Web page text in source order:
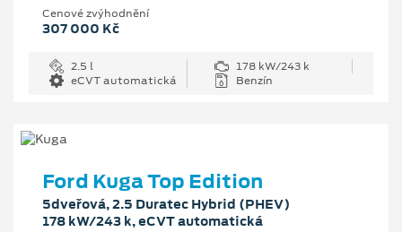
Cenové zvýhodnění
307 000 Kč
2.5 l
178 kW/243 k
eCVT automatická
Benzín
Ford Kuga Top Edition
5dveřová, 2.5 Duratec Hybrid (PHEV)
178 kW/243 k, eCVT automatická